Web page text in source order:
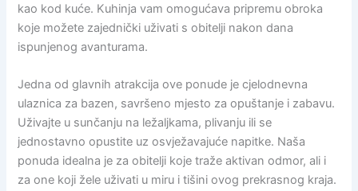
kao kod kuće. Kuhinja vam omogućava pripremu obroka
koje možete zajednički uživati s obitelji nakon dana
ispunjenog avanturama.
Jedna od glavnih atrakcija ove ponude je cjelodnevna
ulaznica za bazen, savršeno mjesto za opuštanje i zabavu.
Uživajte u sunčanju na ležaljkama, plivanju ili se
jednostavno opustite uz osvježavajuće napitke. Naša
ponuda idealna je za obitelji koje traže aktivan odmor, ali i
za one koji žele uživati u miru i tišini ovog prekrasnog kraja.